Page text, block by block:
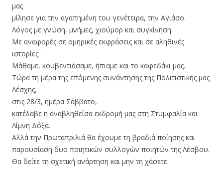
μας
μίλησε για την αγαπημένη του γενέτειρα, την Αγιάσο.
Λόγος με γνώση, μνήμες, χιούμορ και συγκίνηση.
Με αναφορές σε ομηρικές εκφράσεις και σε αληθινές
ιστορίες .
Μάθαμε, κουβεντιάσαμε, ήπιαμε και το καφεδάκι μας.
Τώρα τη μέρα της επόμενης συνάντησης της Πολιτιστικής μας
Λέσχης,
στις 28/3, ημέρα Σάββατο,
κατέλαβε η αναβληθείσα εκδρομή μας στη Στυμφαλία και
Λίμνη Δόξα.
Αλλά την Πρωταπριλιά θα έχουμε τη βραδιά ποίησης και
παρουσίαση δυο ποιητικών συλλογών ποιητών της Λέσβου.
Θα δείτε τη σχετική ανάρτηση και μην τη χάσετε.